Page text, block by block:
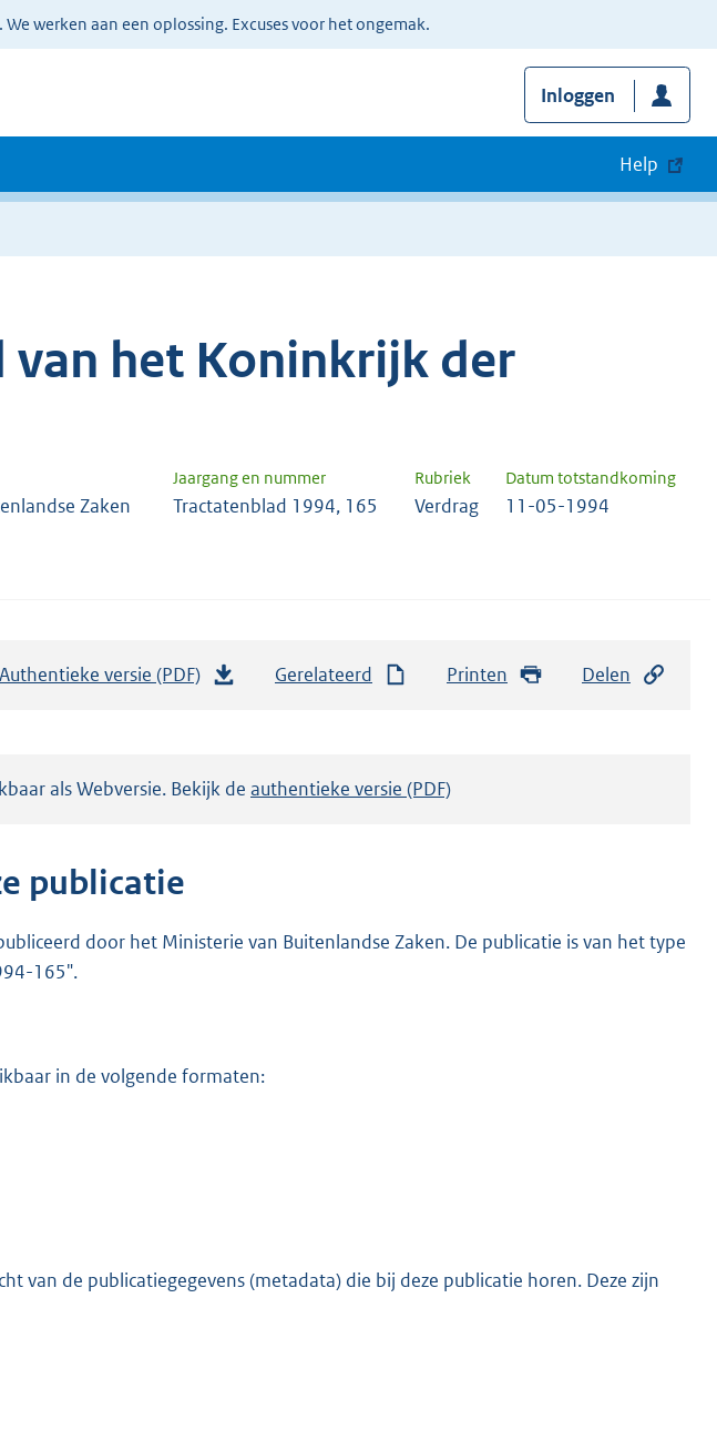
werken aan een oplossing. Excuses voor het ongemak.
Inloggen
Help
van het Koninkrijk der
Jaargang en nummer Rubriek Datum totstandkoming
Zaken Tractatenblad 1994, 165 Verdrag 11-05-1994
Authentieke versie (PDF)
a
r
b
Gerelateerd Printen Delen
als Webversie. Bekijk de authentieke versie (PDF)
publicatie
door het Ministerie van Buitenlandse Zaken. De publicatie is van het type
165".
in de volgende formaten:
van de publicatiegegevens (metadata) die bij deze publicatie horen. Deze zijn